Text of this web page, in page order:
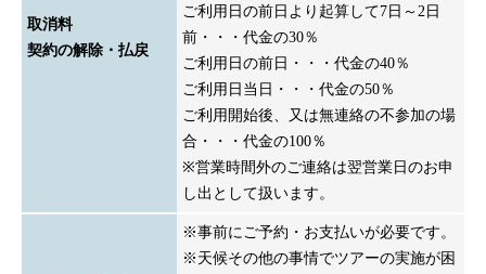
取消料
契約の解除・払戻
ご利用日の前日より起算して7日～2日
前・・・代金の30％
ご利用日の前日・・・代金の40％
ご利用日当日・・・代金の50％
ご利用開始後、又は無連絡の不参加の場
合・・・代金の100％
※営業時間外のご連絡は翌営業日のお申
し出として扱います。
※事前にご予約・お支払いが必要です。
※天候その他の事情でツアーの実施が困